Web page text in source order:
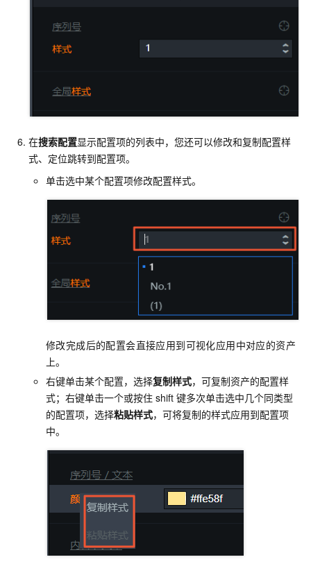
在搜索配置显示配置项的列表中，您还可以修改和复制配置样
式、定位跳转到配置项。
单击选中某个配置项修改配置样式。
修改完成后的配置会直接应用到可视化应用中对应的资产
上。
右键单击某个配置，选择复制样式，可复制资产的配置样
式；右键单击一个或按住 shift 键多次单击选中几个同类型
的配置项，选择粘贴样式，可将复制的样式应用到配置项
中。